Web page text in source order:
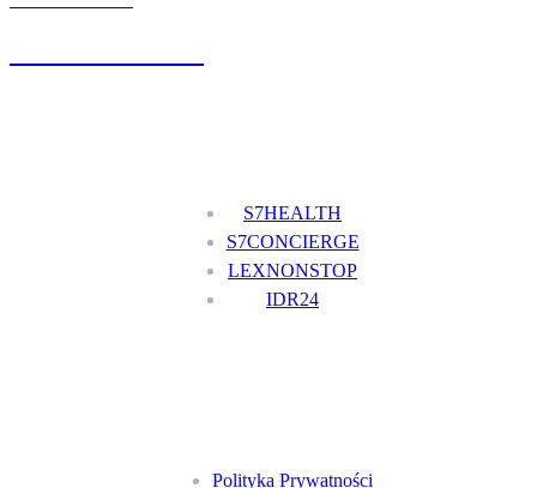
S7HEALTH
S7CONCIERGE
LEXNONSTOP
IDR24
Polityka Prywatności